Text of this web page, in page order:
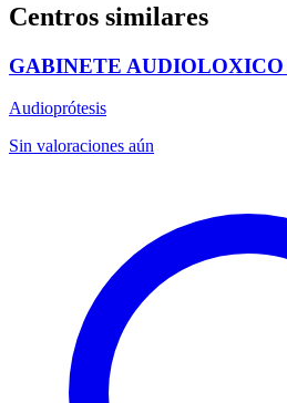
Centros similares
GABINETE AUDIOLOXICO
Audioprótesis
Sin valoraciones aún